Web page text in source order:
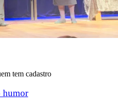
tem cadastro
humor